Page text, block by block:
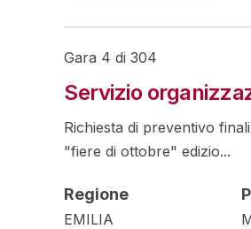
Gara 4 di 304
Servizio
Richiesta di preventivo
"fiere di ottobre" edizio...
Regione
EMILIA